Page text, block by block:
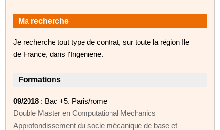
Ma recherche
Je recherche tout type de contrat, sur toute la région Ile
de France, dans l'Ingenierie.
Formations
09/2018 : Bac +5, Paris/rome
Double Master en Computational Mechanics
Approfondissement du socle mécanique de base et